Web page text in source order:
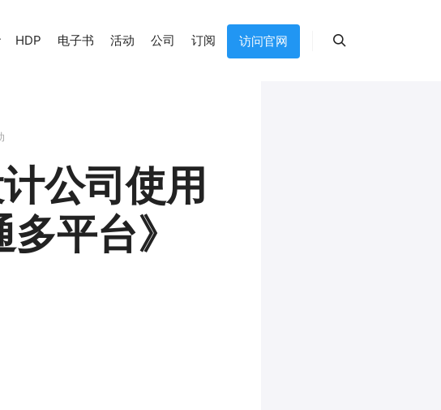
HDP 电子书 活动 公司 订阅 访问官网
公司使用
平台》